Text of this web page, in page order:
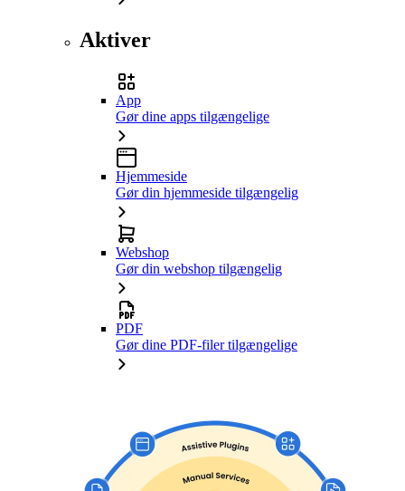
Aktiver
App
Gør dine apps tilgængelige
Hjemmeside
Gør din hjemmeside tilgængelig
Webshop
Gør din webshop tilgængelig
PDF
Gør dine PDF-filer tilgængelige